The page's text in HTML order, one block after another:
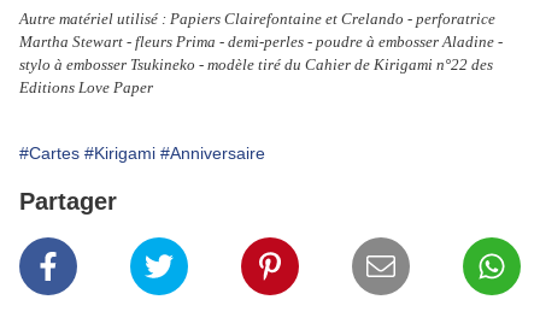
Autre matériel utilisé : Papiers Clairefontaine et Crelando - perforatrice
Martha Stewart - fleurs Prima - demi-perles - poudre à embosser Aladine -
stylo à embosser Tsukineko - modèle tiré du Cahier de Kirigami n°22 des
Editions Love Paper
#Cartes #Kirigami #Anniversaire
Partager